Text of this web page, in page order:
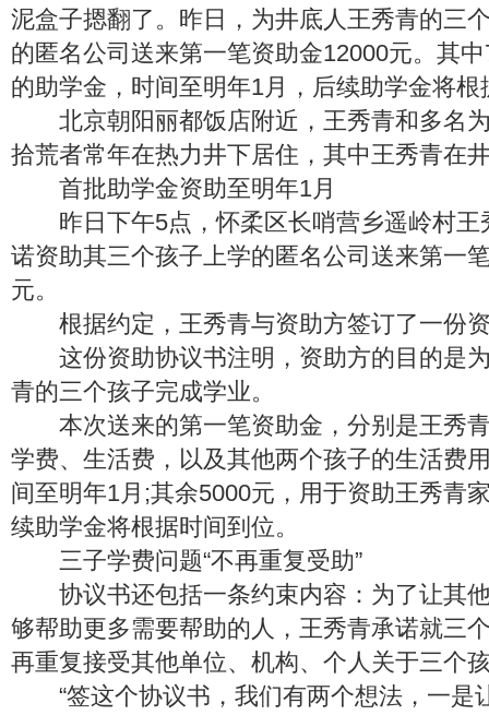
泥盒子摁翻了。昨日，为井底人王秀青的三
的匿名公司送来第一笔资助金12000元。其
的助学金，时间至明年1月，后续助学金将根
北京朝阳丽都饭店附近，王秀青和多名
拾荒者常年在热力井下居住，其中王秀青在
首批助学金资助至明年1月
昨日下午5点，怀柔区长哨营乡遥岭村王
诺资助其三个孩子上学的匿名公司送来第一
元。
根据约定，王秀青与资助方签订了一份
这份资助协议书注明，资助方的目的是
青的三个孩子完成学业。
本次送来的第一笔资助金，分别是王秀
学费、生活费，以及其他两个孩子的生活费
间至明年1月;其余5000元，用于资助王秀青
续助学金将根据时间到位。
三子学费问题“不再重复受助”
协议书还包括一条约束内容：为了让其
够帮助更多需要帮助的人，王秀青承诺就三
再重复接受其他单位、机构、个人关于三个
“签这个协议书，我们有两个想法，一是